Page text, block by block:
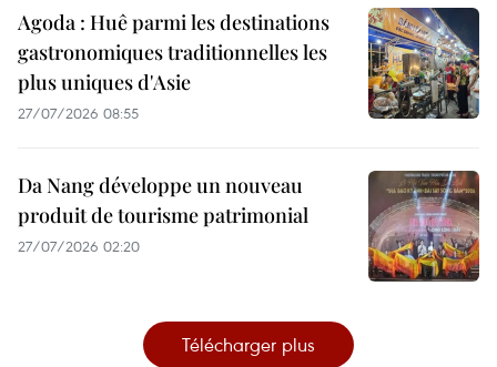
Agoda : Huê parmi les destinations
gastronomiques traditionnelles les
plus uniques d'Asie
27/07/2026 08:55
Da Nang développe un nouveau
produit de tourisme patrimonial
27/07/2026 02:20
Télécharger plus